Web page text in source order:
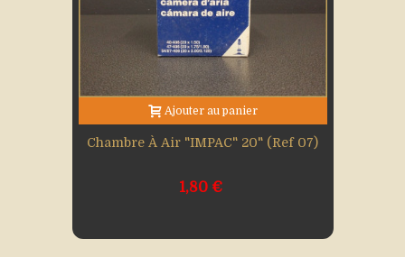
Ajouter au panier
Chambre À Air "IMPAC" 20" (Ref 07)
1,80 €